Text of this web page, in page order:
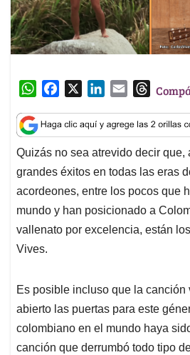
W
a
t
s
A
p
p
c
e
b
o
o
k
n
k
e
d
I
n
a
i
l
T
r
e
a
d
s
Quizás no sea atrevido decir que,
grandes éxitos en todas las eras
acordeones, entre los pocos que
mundo y han posicionado a
vallenato por excelencia, están
Vives.
Es posible incluso que la canción
abierto las puertas para este
colombiano en el mundo haya
canción que derrumbó todo tipo